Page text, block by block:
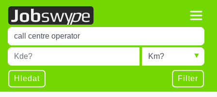
Title
Type 1 or more characters for results.
Místo
Type 1 or more characters for results.
Radius
Hledat Filter